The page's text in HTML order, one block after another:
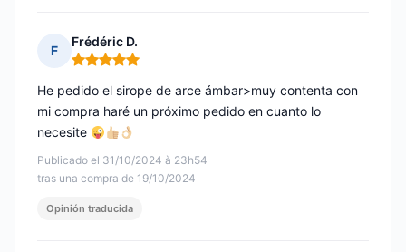
F
Frédéric D.
Nota: 5 de 5
Publicado el 31/10/2024 à 23h54
tras una compra de 19/10/2024
He pedido el sirope de arce ámbar>muy contenta con
mi compra haré un próximo pedido en cuanto lo
necesite
Opinión traducida